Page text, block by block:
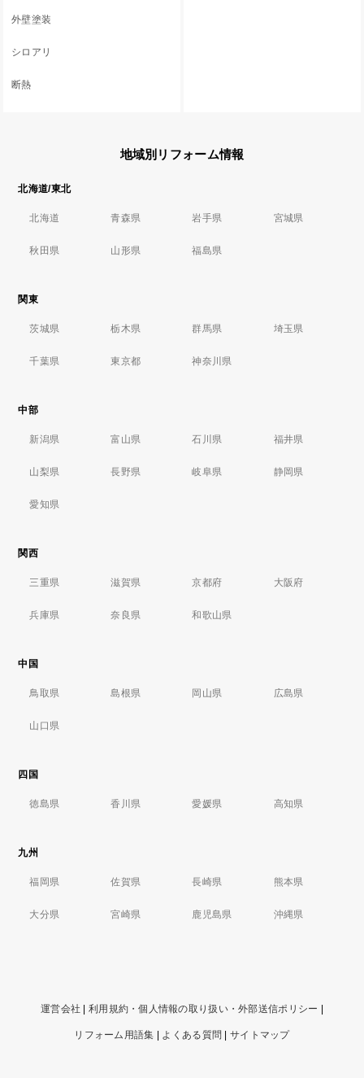
外壁塗装
シロアリ
断熱
地域別リフォーム情報
北海道/東北
北海道 青森県 岩手県 宮城県
秋田県 山形県 福島県
関東
茨城県 栃木県 群馬県 埼玉県
千葉県 東京都 神奈川県
中部
新潟県 富山県 石川県 福井県
山梨県 長野県 岐阜県 静岡県
愛知県
関西
三重県 滋賀県 京都府 大阪府
兵庫県 奈良県 和歌山県
中国
鳥取県 島根県 岡山県 広島県
山口県
四国
徳島県 香川県 愛媛県 高知県
九州
福岡県 佐賀県 長崎県 熊本県
大分県 宮崎県 鹿児島県 沖縄県
運営会社 | 利用規約・個人情報の取り扱い・外部送信ポリシー |
リフォーム用語集 | よくある質問 | サイトマップ